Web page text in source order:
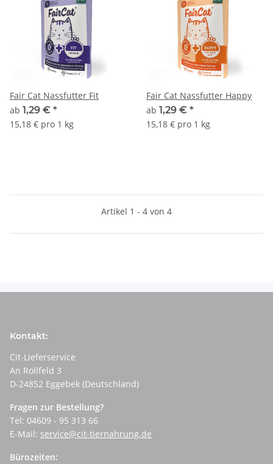
Fair Cat Nassfutter Fit
ab 1,29 € *
15,18 € pro 1 kg
Fair Cat Nassfutter Happy
ab 1,29 € *
15,18 € pro 1 kg
Artikel 1 - 4 von 4
Kontakt:
Cit-Lieferservice
An Rollfeld 3
D-24852 Eggebek (Deutschland)
Fragen zur Bestellung?
Tel: 04609 - 95 313 66
E-Mail: service@cit-tiernahrung.de
Bürozeiten: